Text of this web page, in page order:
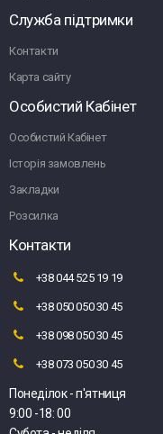
Служба підтримки
Контакти
Карта сайту
Особистий Кабінет
Особистий Кабінет
Історія замовлень
Закладки
Розсилка
Контакти
+38 044 525 19 19
+38 050 050 30 45
+38 098 050 30 45
+38 073 050 30 45
Понеділок - п'ятниця
9:00 -18: 00